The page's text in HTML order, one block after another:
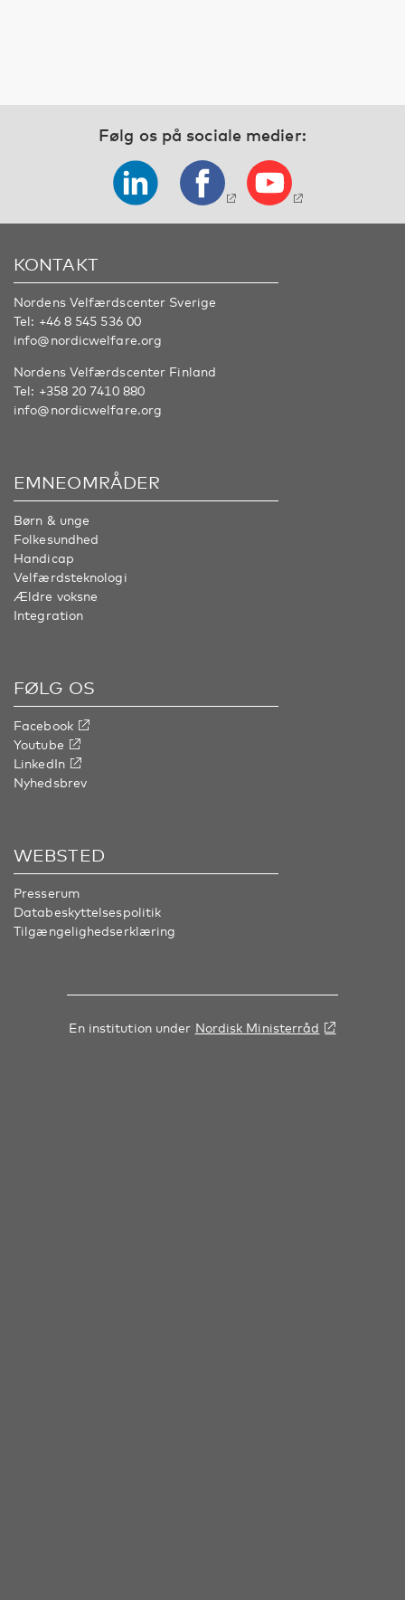
Følg os på sociale medier:
KONTAKT
Nordens Velfærdscenter Sverige
Tel: +46 8 545 536 00
info@nordicwelfare.org
Nordens Velfærdscenter Finland
Tel: +358 20 7410 880
info@nordicwelfare.org
EMNEOMRÅDER
Børn & unge
Folkesundhed
Handicap
Velfærdsteknologi
Ældre voksne
Integration
FØLG OS
Facebook
Youtube
LinkedIn
Nyhedsbrev
WEBSTED
Presserum
Databeskyttelsespolitik
Tilgængelighedserklæring
En institution under Nordisk Ministerråd